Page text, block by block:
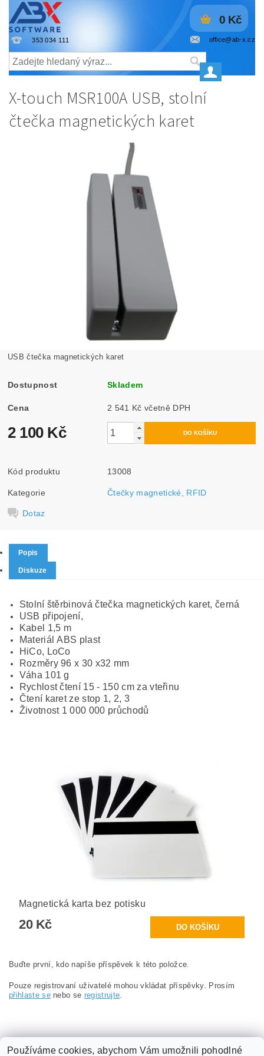
353 034 111 office@ab-x.cz
0 Kč
X-touch MSR100A USB, stolní
čtečka magnetických karet
USB čtečka magnetických karet
Dostupnost Skladem
Cena 2 541 Kč včetně DPH
2 100 Kč
Kód produktu 13008
Kategorie Čtečky magnetické, RFID
Dotaz
Popis
Diskuze
Stolní štěrbinová čtečka magnetických karet, černá
USB připojení,
Kabel 1,5 m
Materiál ABS plast
HiCo, LoCo
Rozměry 96 x 30 x32 mm
Váha 101 g
Rychlost čtení 15 - 150 cm za vteřinu
Čtení karet ze stop 1, 2, 3
Životnost 1 000 000 průchodů
Magnetická karta bez potisku
20 Kč
Buďte první, kdo napíše příspěvek k této položce.
Pouze registrovaní uživatelé mohou vkládat příspěvky. Prosím
přihlaste senebo se registrujte.
Používáme cookies, abychom Vám umožnili pohodlné